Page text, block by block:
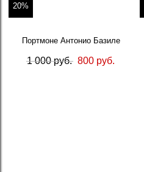
20%
Портмоне Антонио Базиле
1 000 руб. 800 руб.